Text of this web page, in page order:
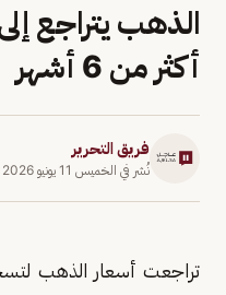
الذهب يتراجع
أكثر من 6 أشهر
فريق التحرير
نُشر في الخميس 11 يونيو 2026
تراجعت أسعار الذهب